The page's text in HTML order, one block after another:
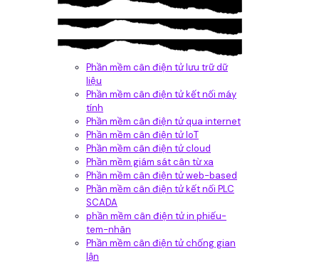
Phần mềm cân điện tử lưu trữ dữ
liệu
Phần mềm cân điện tử kết nối máy
tính
Phần mềm cân điện tử qua internet
Phần mềm cân điện tử IoT
Phần mềm cân điện tử cloud
Phần mềm giám sát cân từ xa
Phần mềm cân điện tử web-based
Phần mềm cân điện tử kết nối PLC
SCADA
phần mềm cân điện tử in phiếu-
tem-nhãn
Phần mềm cân điện tử chống gian
lận